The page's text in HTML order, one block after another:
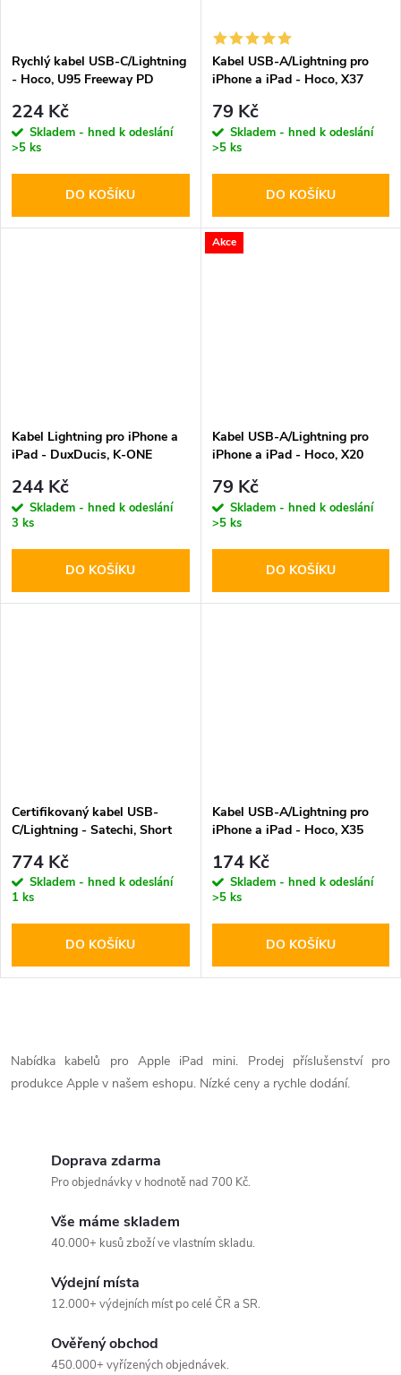
Rychlý kabel USB-C/Lightning
- Hoco, U95 Freeway PD
224 Kč
Skladem - hned k odeslání
>5 ks
DO KOŠÍKU
Kabel USB-A/Lightning pro
iPhone a iPad - Hoco, X37
79 Kč
Skladem - hned k odeslání
>5 ks
DO KOŠÍKU
Kabel Lightning pro iPhone a
iPad - DuxDucis, K-ONE
244 Kč
Skladem - hned k odeslání
3 ks
DO KOŠÍKU
Akce
Kabel USB-A/Lightning pro
iPhone a iPad - Hoco, X20
79 Kč
Skladem - hned k odeslání
>5 ks
DO KOŠÍKU
Certifikovaný kabel USB-
C/Lightning - Satechi, Short
774 Kč
Skladem - hned k odeslání
1 ks
DO KOŠÍKU
Kabel USB-A/Lightning pro
iPhone a iPad - Hoco, X35
174 Kč
Skladem - hned k odeslání
>5 ks
DO KOŠÍKU
v
l
Nabídka kabelů pro Apple iPad mini. Prodej příslušenství pro
produkce Apple v našem eshopu. Nízké ceny a rychle dodání.
Doprava zdarma
Pro objednávky v hodnotě nad 700 Kč.
Vše máme skladem
40.000+ kusů zboží ve vlastním skladu.
Výdejní místa
12.000+ výdejních míst po celé ČR a SR.
Ověřený obchod
450.000+ vyřízených objednávek.